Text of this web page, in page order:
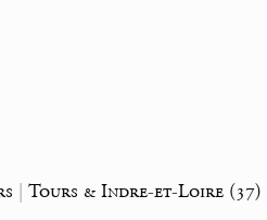
|Tours & Indre-et-Loire (37)